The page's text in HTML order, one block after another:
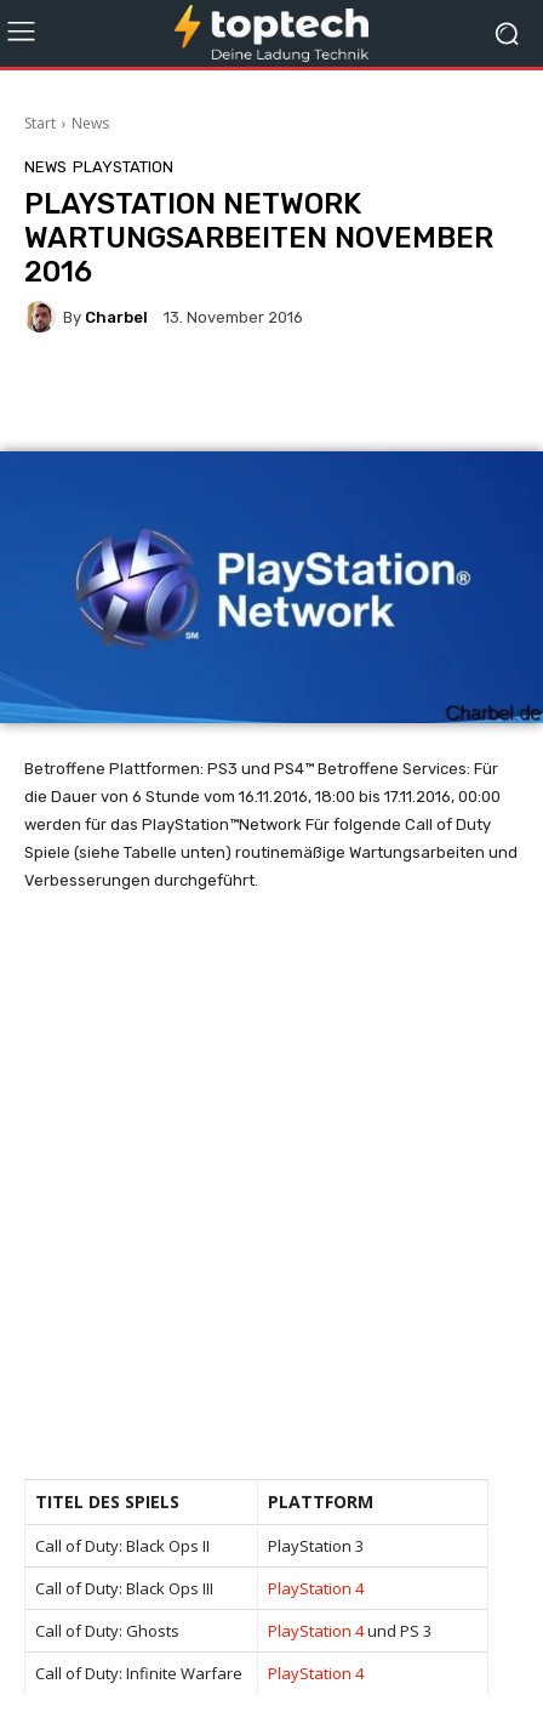
Start News
NEWS PLAYSTATION
PLAYSTATION NETWORK
WARTUNGSARBEITEN NOVEMBER
2016
By Charbel 13. November 2016
Betroffene Plattformen: PS3 und PS4™ Betroffene Services: Für
die Dauer von 6 Stunde vom 16.11.2016, 18:00 bis 17.11.2016, 00:00
werden für das PlayStation™Network Für folgende Call of Duty
Spiele (siehe Tabelle unten) routinemäßige Wartungsarbeiten und
Verbesserungen durchgeführt.
TITEL DES SPIELS PLATTFORM
Call of Duty: Black Ops II
PlayStation 3
Call of Duty: Black Ops III
PlayStation 4
Call of Duty: Ghosts
PlayStation 4und PS 3
Call of Duty: Infinite Warfare
PlayStation 4